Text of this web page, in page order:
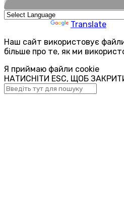
🌍
Translate
Наш сайт використовує
більше про те, як ми
Я приймаю файли cookie
НАТИСНІТИ ESC, ЩОБ